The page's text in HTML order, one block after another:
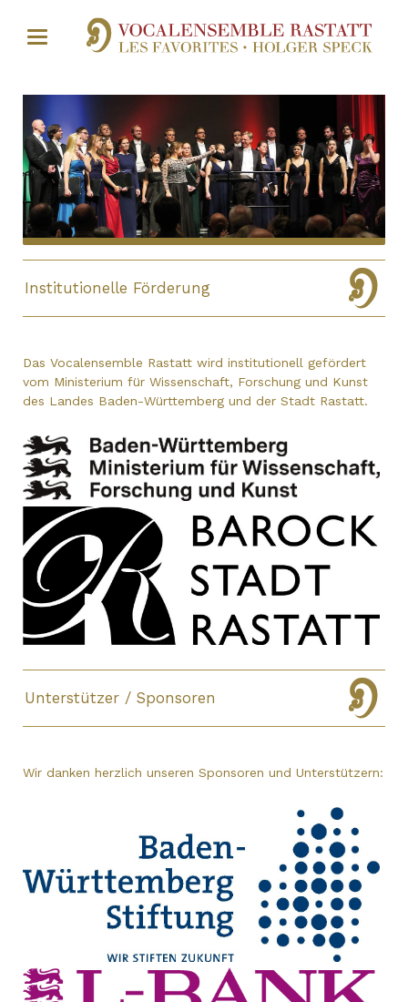
Institutionelle Förderung
Das Vocalensemble Rastatt wird institutionell gefördert
vom Ministerium für Wissenschaft, Forschung und Kunst
des Landes Baden-Württemberg und der Stadt Rastatt.
Unterstützer / Sponsoren
Wir danken herzlich unseren Sponsoren und Unterstützern: